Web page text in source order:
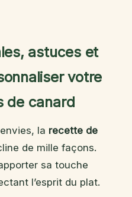
astuces et
votre
de canard
la recette de
de mille façons.
sa touche
l’esprit du plat.